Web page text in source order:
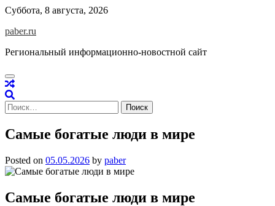
Skip
content
Суббота, 8 августа, 2026
paber.ru
Региональный информационно-новостной сайт
Найти:
Самые богатые люди в мире
Posted on 05.05.2026 by paber
Самые богатые люди в мире